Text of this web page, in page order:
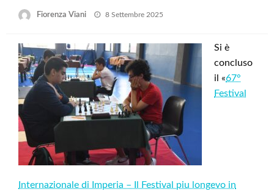
Fiorenza Viani
Posted
8 Settembre 2025
Si è
concluso
il «67°
Festival
Internazionale di Imperia – Il Festival piu longevo in